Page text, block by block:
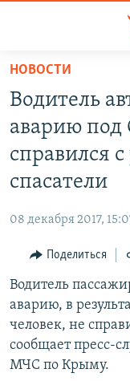
Вернуться
основному
содержанию
Вернутся
главной
Вернутся
поиску
СПЕЦПРОЕКТЫ
ВОДА
ИНТЕРАКТИВ
ИНФОГРАФИКА
ТЕЛЕПРОЕКТ
СОВЕТЫ
ПРОПАВШИЕ БЕЗ
ПОБЕДИТЕЛЕЙ НЕ
РАДІО СВОБОДА
КАК ОБОЙТИ
Українською
Qırımtatar
ПРИСОЕДИНЯЙТЕСЬ!
НОВОСТИ
Водитель
аварию
справился
спасатели
08 декабря 2017,
Поделиться
Водитель
аварию, в
человек, не
сообщает пресс-
МЧС по Крыму.